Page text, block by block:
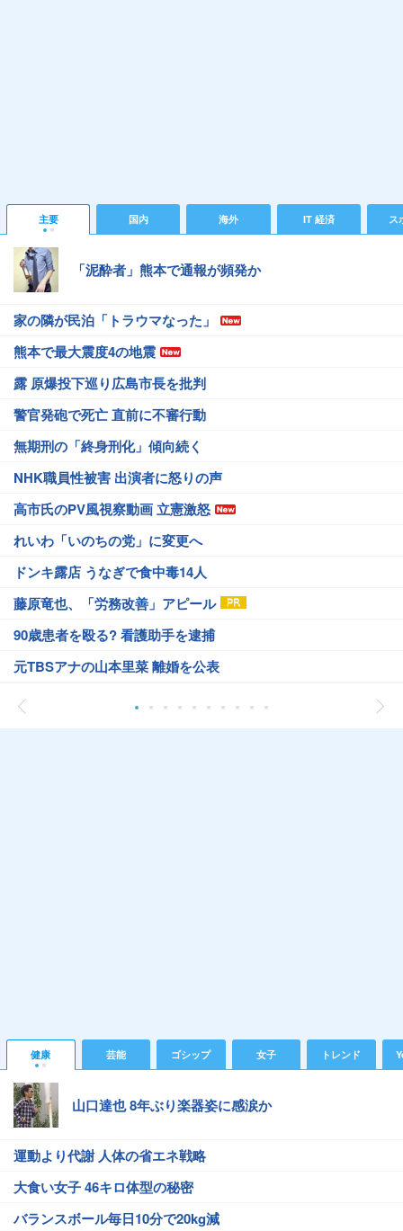
主要 国内 海外 IT 経済 ス
「泥酔者」熊本で通報が頻発か
家の隣が民泊「トラウマなった」
熊本で最大震度4の地震
露 原爆投下巡り広島市長を批判
警官発砲で死亡 直前に不審行動
無期刑の「終身刑化」傾向続く
NHK職員性被害 出演者に怒りの声
高市氏のPV風視察動画 立憲激怒
れいわ「いのちの党」に変更へ
ドンキ露店 うなぎで食中毒14人
藤原竜也、「労務改善」アピール
90歳患者を殴る? 看護助手を逮捕
元TBSアナの山本里菜 離婚を公表
健康 芸能 ゴシップ 女子 トレンド
山口達也 8年ぶり楽器姿に感涙か
運動より代謝 人体の省エネ戦略
大食い女子 46キロ体型の秘密
バランスボール毎日10分で20kg減